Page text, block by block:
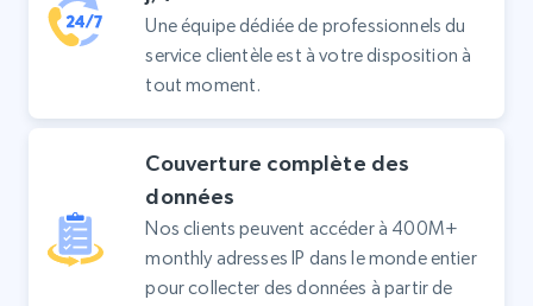
Une équipe dédiée de professionnels du
service clientèle est à votre disposition à
tout moment.
Couverture complète des
données
Nos clients peuvent accéder à 400M+
monthly adresses IP dans le monde entier
pour collecter des données à partir de